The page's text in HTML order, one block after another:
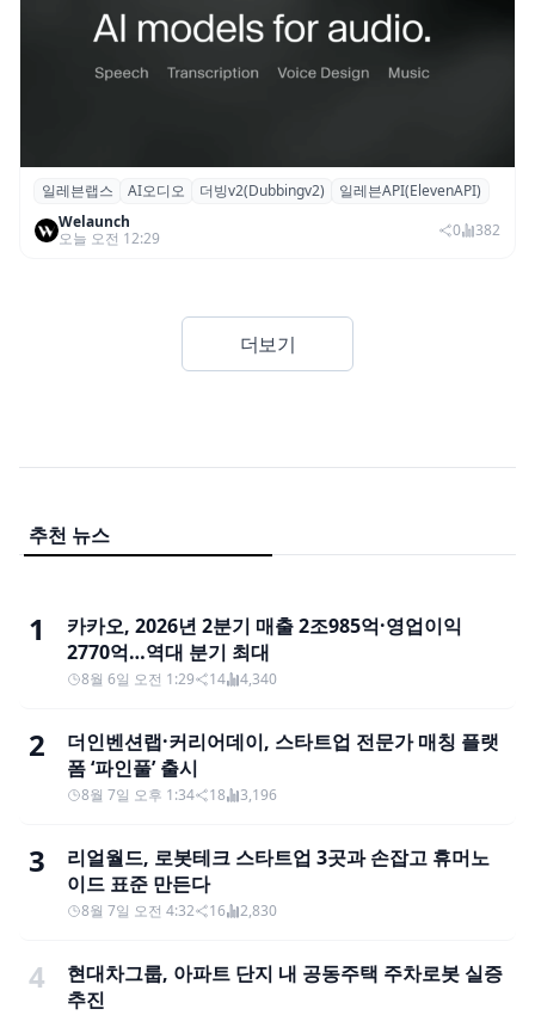
일레븐랩스, 감정·퍼포먼스 재현하는 ‘더빙
v2’ API 공개
일레븐랩스 AI오디오 더빙v2(Dubbingv2)
일레븐API(ElevenAPI)
Welaunch
오늘 오전 12:29
0 382
더보기
추천 뉴스
1
카카오, 2026년 2분기 매출 2조985억·영업이익
2770억…역대 분기 최대
8월 6일 오전 1:29 14 4,340
2
더인벤션랩·커리어데이, 스타트업 전문가 매칭 플랫
폼 ‘파인풀’ 출시
8월 7일 오후 1:34 18 3,196
3
리얼월드, 로봇테크 스타트업 3곳과 손잡고 휴머노
이드 표준 만든다
8월 7일 오전 4:32 16 2,830
4
현대차그룹, 아파트 단지 내 공동주택 주차로봇 실증
추진